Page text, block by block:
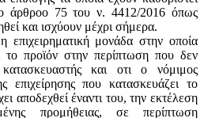
άρθροo 75 του ν. 4412/2016 όπως
και ισχύουν μέχρι σήμερα.
επιχειρηματική μονάδα στην οποία
το προϊόν στην περίπτωση που δεν
και oτι ο νόμιμος
επιχείρησης που κατασκευάζει το
αποδεχθεί έναντι του, την εκτέλεση
προμήθειας, σε περίπτωση